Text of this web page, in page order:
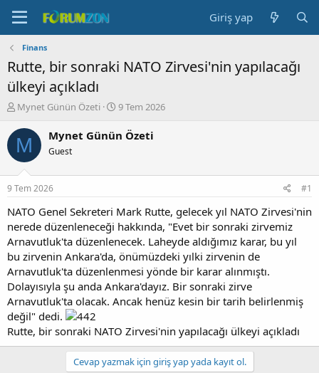
Giriş yap
Finans
Rutte, bir sonraki NATO Zirvesi'nin yapılacağı
ülkeyi açıkladı
K
n
b
u
u
b
a
l
a
t
a
n
Mynet Günün Özeti
B
ş
ç
t
a
r
i
h
i
9 Tem 2026
M Mynet Günün Özeti
Guest
9 Tem 2026 #1
NATO Genel Sekreteri Mark Rutte, gelecek yıl NATO Zirvesi'nin
nerede düzenleneceği hakkında, "Evet bir sonraki zirvemiz
Arnavutluk'ta düzenlenecek. Laheyde aldığımız karar, bu yıl
bu zirvenin Ankara'da, önümüzdeki yılki zirvenin de
Arnavutluk'ta düzenlenmesi yönde bir karar alınmıştı.
Dolayısıyla şu anda Ankara'dayız. Bir sonraki zirve
Arnavutluk'ta olacak. Ancak henüz kesin bir tarih belirlenmiş
değil" dedi.
Rutte, bir sonraki NATO Zirvesi'nin yapılacağı ülkeyi açıkladı
Cevap yazmak için giriş yap yada kayıt ol.